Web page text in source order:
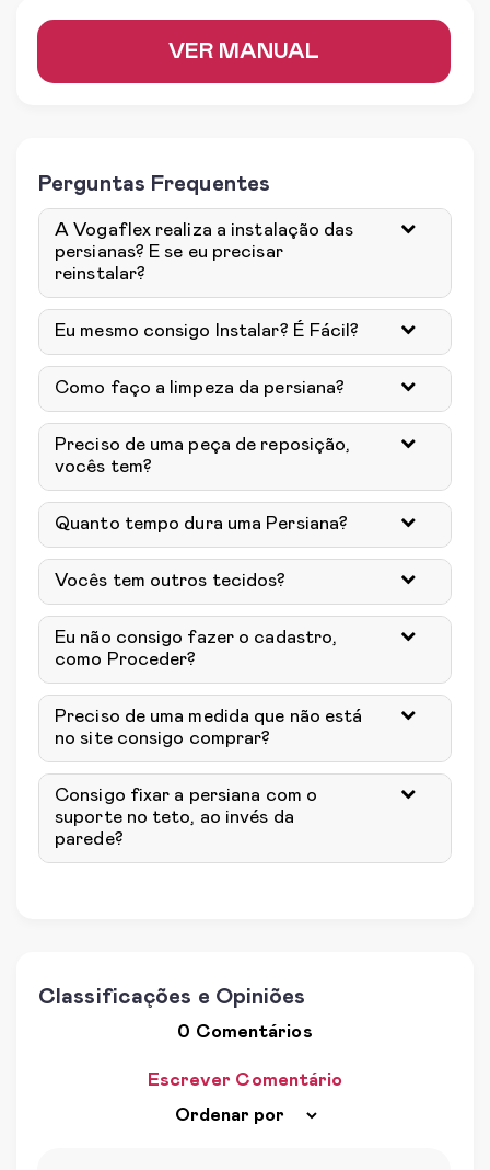
VER MANUAL
Perguntas Frequentes
A Vogaflex realiza a instalação das
persianas? E se eu precisar
reinstalar?
Eu mesmo consigo Instalar? É Fácil?
Como faço a limpeza da persiana?
Preciso de uma peça de reposição,
vocês tem?
Quanto tempo dura uma Persiana?
Vocês tem outros tecidos?
Eu não consigo fazer o cadastro,
como Proceder?
Preciso de uma medida que não está
no site consigo comprar?
Consigo fixar a persiana com o
suporte no teto, ao invés da
parede?
Classificações e Opiniões
0 Comentários
Escrever Comentário